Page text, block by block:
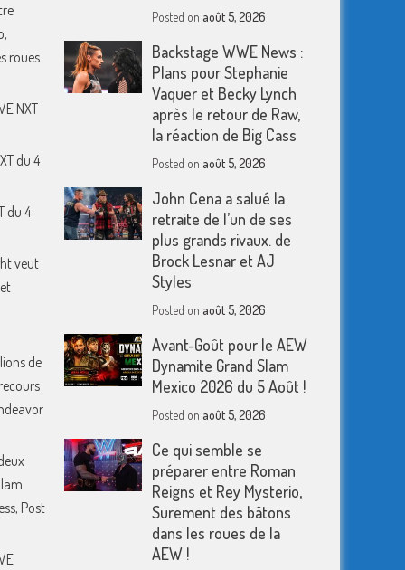
roues
NXT
du 4
du 4
veut
de
Post
Posted on août 5, 2026
Backstage WWE News :
Plans pour Stephanie
Vaquer et Becky Lynch
après le retour de Raw,
la réaction de Big Cass
Posted on août 5, 2026
John Cena a salué la
retraite de l’un de ses
plus grands rivaux. de
Brock Lesnar et AJ
Styles
Posted on août 5, 2026
Avant-Goût pour le AEW
Dynamite Grand Slam
Mexico 2026 du 5 Août !
Posted on août 5, 2026
Ce qui semble se
préparer entre Roman
Reigns et Rey Mysterio,
Surement des bâtons
dans les roues de la
AEW !